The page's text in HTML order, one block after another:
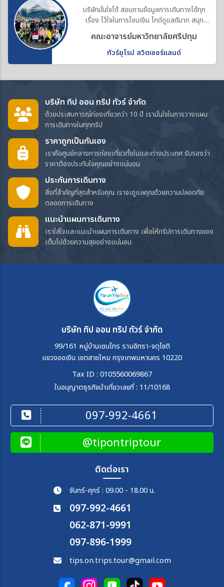
บริษัทมั่นใจได้ สอบถามข้อมูลการเดินทางได้ทุก
เรื่อง ไว้ใจในการโอนเงิน ไกด์ดูแลดีมาก สนุก
ประทับใจค่ะ
คณะอาจารย์มหาวิทยาลัยศรีปทุม
ทัวร์ยุโรป สวิตเซอร์แลนด์
บริษัท ทิป ออน ทริป ทัวร์ จำกัด
ด้วยประสบการณ์ท่องเที่ยวกว่า 10 ปี เรามั่นใจในการวางแผน
การเดินทางในทุกทริป
ราคาถูกเป็นกันเอง
เราคือศูนย์กลางการท่องเที่ยวทั้งในและต่างประเทศ รับรองว่า
ราคาต้องประทับใจคุณอย่างแน่นอน
ประกันการเดินทาง
สิ่งที่สำคัญที่สุดสำหรับคุณ เราจะดูแลคุณด้วยความปลอดภัย
ตลอดการเดินทาง
แนะนำแผนการเดินทาง
เราใส่ใจและแนะนำแผนการเดินทาง เพื่อให้ทริปการเดินทางของ
เต็มไปด้วยความสุขอย่างแน่นอน
บริษัท ทิป ออน ทริป ทัวร์ จำกัด
99/161 หมู่บ้านเซนโทร รามอิทรา-จตุโชติ
แขวงออเงิน เขตสายไหม กรุงเทพมหานคร 10220
Tax ID : 0105560069867
ใบอนุญาตธุรกิจนำเที่ยวเลขที่ : 11/10168
097-992-4661
@tipontriptour
ติดต่อเรา
จันทร์-ศุกร์ : 09.00 - 18.00 น.
097-992-4661
062-871-9991
097-896-1999
tips.on.trips.tour@gmail.com